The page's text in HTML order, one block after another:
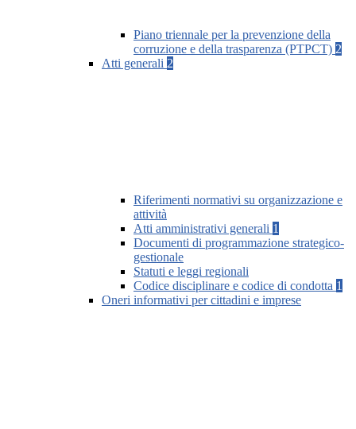
Piano triennale per la prevenzione della
corruzione e della trasparenza (PTPCT) 2
Atti generali 2
Riferimenti normativi su organizzazione e
attività
Atti amministrativi generali 1
Documenti di programmazione strategico-
gestionale
Statuti e leggi regionali
Codice disciplinare e codice di condotta 1
Oneri informativi per cittadini e imprese